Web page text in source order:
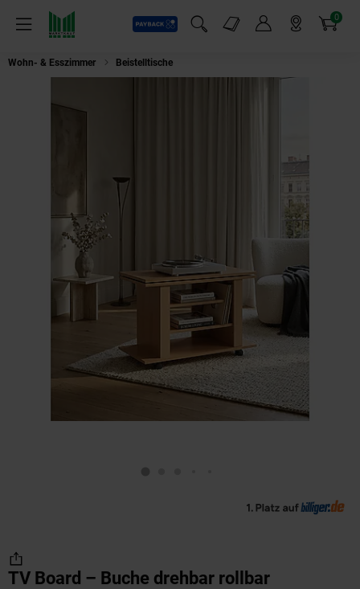
Menü
Payback
Suchfeld einblenden
Markt-Angebote 0
Artikel
Wohn- & Esszimmer Beistelltische
TV Board – Buche drehbar rollbar